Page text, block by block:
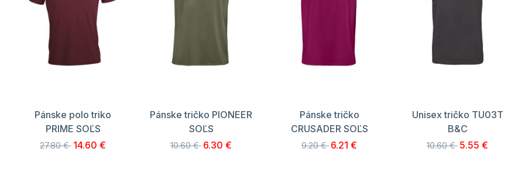
Pánske polo triko
PRIME SOĽS
27.80 € 14.60 €
Pánske tričko PIONEER
SOĽS
10.60 € 6.30 €
Pánske tričko
CRUSADER SOĽS
9.20 € 6.21 €
Unisex tričko TU03T
B&C
10.60 € 5.55 €